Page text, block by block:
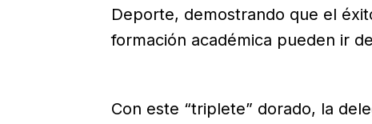
Deporte, demostrando que el
formación académica pueden ir
Con este “triplete” dorado, la